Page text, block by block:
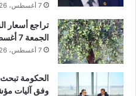
7 أغسطس، 2026
تراجع أسعار
الجمعة 7 أغسطس 2026
7 أغسطس، 2026
الحكومة تبحث
وفق آليات